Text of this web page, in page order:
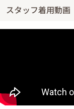
スタッフ着用動画